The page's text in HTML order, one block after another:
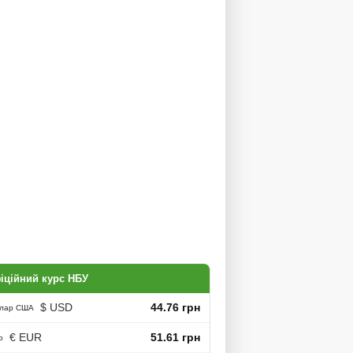
курс НБУ
США $ USD 44.76 грн
€ EUR 51.61 грн